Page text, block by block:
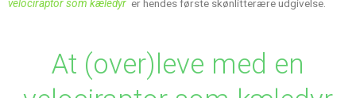
velociraptor som kæledyr er hendes første skønlitterære udgivelse.
At (over)leve med en